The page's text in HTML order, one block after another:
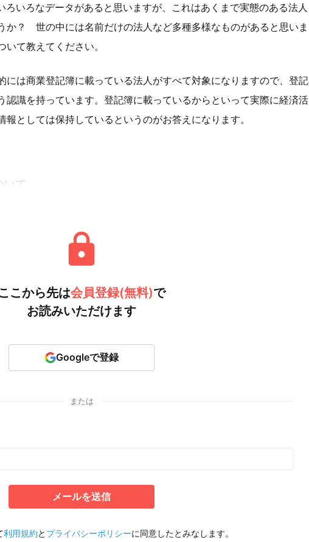
ろいろなデータがあると思いますが、これはあくまで実態のある法人
か？ 世の中には名前だけの法人など多種多様なものがあると思いま
て教えてください。
には商業登記簿に載っている法人がすべて対象になりますので、登記
認識を持っています。登記簿に載っているからといって実際に経済活
としては保持しているというのがお答えになります。
いて
こから先は会員登録(無料)で
お読みいただけます
Googleで登録
または
メールを送信
利用規約と プライバシーポリシーに同意したとみなします。